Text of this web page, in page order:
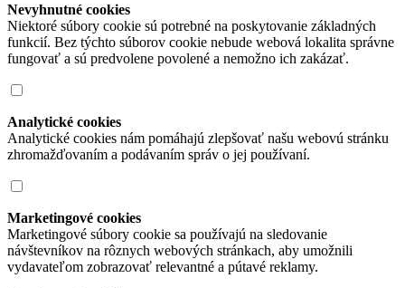
Nevyhnutné cookies
Niektoré súbory cookie sú potrebné na poskytovanie základných
funkcií. Bez týchto súborov cookie nebude webová lokalita správne
fungovať a sú predvolene povolené a nemožno ich zakázať.
Analytické cookies
Analytické cookies nám pomáhajú zlepšovať našu webovú stránku
zhromažďovaním a podávaním správ o jej používaní.
Marketingové cookies
Marketingové súbory cookie sa používajú na sledovanie
návštevníkov na rôznych webových stránkach, aby umožnili
vydavateľom zobrazovať relevantné a pútavé reklamy.